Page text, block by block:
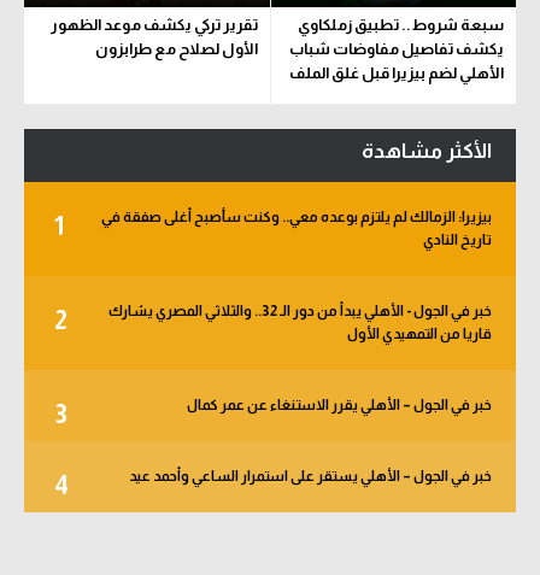
سبعة شروط.. تطبيق زملكاوي
يكشف تفاصيل مفاوضات شباب
الأهلي لضم بيزيرا قبل غلق الملف
تقرير تركي يكشف موعد الظهور
الأول لصلاح مع طرابزون
الأكثر مشاهدة
1
بيزيرا: الزمالك لم يلتزم بوعده معي.. وكنت سأصبح أغلى صفقة في
تاريخ النادي
2
خبر في الجول - الأهلي يبدأ من دور الـ 32.. والثلاثي المصري يشارك
قاريا من التمهيدي الأول
3 خبر في الجول – الأهلي يقرر الاستنغاء عن عمر كمال
4 خبر في الجول – الأهلي يستقر على استمرار الساعي وأحمد عيد